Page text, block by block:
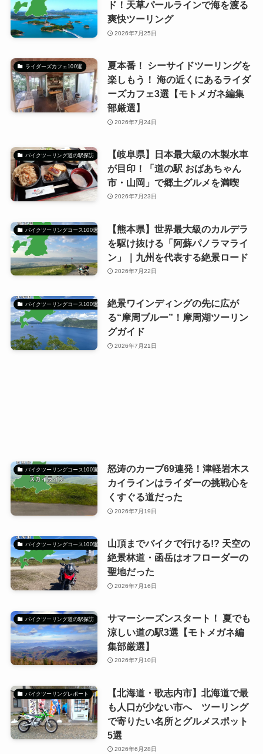
ド！天草パールラインで海を渡る
爽快ツーリング
2026年7月25日
ライダーズカフェ100選
夏本番！ シーサイドツーリングを
楽しもう！ 海の近くにあるライダ
ーズカフェ3選【モトメガネ編集
部厳選】
2026年7月24日
バイクツーリング道の駅探訪
【岐阜県】日本最大級の木製水車
が目印！「道の駅 おばあちゃん
市・山岡」で郷土グルメを満喫
2026年7月23日
バイクツーリングコース100選
【熊本県】世界最大級のカルデラ
を駆け抜ける「阿蘇パノラマライ
ン」｜九州を代表する絶景ロード
2026年7月22日
バイクツーリングコース100選
絶景ワインディングの先に広が
る“摩周ブルー”！摩周湖ツーリン
グガイド
2026年7月21日
バイクツーリングコース100選
怒涛のカーブ69連発！津軽岩木ス
カイラインはライダーの挑戦心を
くすぐる道だった
2026年7月19日
バイクツーリングコース100選
山頂までバイクで行ける!? 天空の
絶景林道・函岳はオフローダーの
聖地だった
2026年7月16日
バイクツーリング道の駅探訪
サマーシーズンスタート！ 夏でも
涼しい道の駅3選【モトメガネ編
集部厳選】
2026年7月10日
バイクツーリングレポート
【北海道・歌志内市】北海道で最
も人口が少ない市へ ツーリング
で寄りたい名所とグルメスポット
5選
2026年6月28日